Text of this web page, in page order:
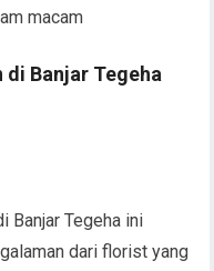
macam
di Banjar Tegeha
Banjar Tegeha ini
dari florist yang